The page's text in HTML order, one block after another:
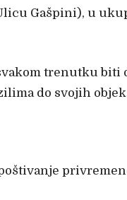
Gašpini), u
trenutku biti
do svojih